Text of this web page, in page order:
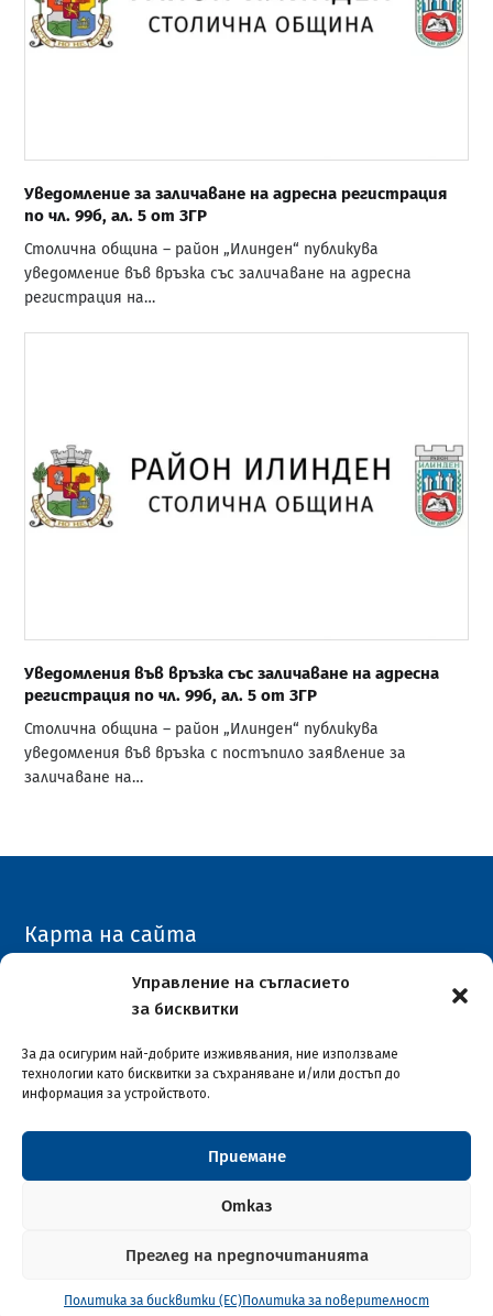
Управление на съгласието
за бисквитки
За да осигурим най-добрите изживявания, ние използваме
технологии като бисквитки за съхраняване и/или достъп до
информация за устройството.
Приемане
Отказ
Преглед на предпочитанията
Политика за бисквитки (ЕС)Политика за поверителност
Уведомление за заличаване на адресна регистрация
по чл. 99б, ал. 5 от ЗГР
Столична община – район „Илинден“ публикува
уведомление във връзка със заличаване на адресна
регистрация на…
Уведомления във връзка със заличаване на адресна
регистрация по чл. 99б, ал. 5 от ЗГР
Столична община – район „Илинден“ публикува
уведомления във връзка с постъпило заявление за
заличаване на…
Карта на сайта
Архивен сайт
Столична община район "Илинден"© 2026
Софтуерна разработка и поддръжка от ASAP